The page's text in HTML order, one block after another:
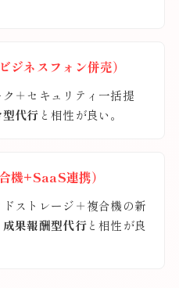
ネスフォン併売）
＋セキュリティ一括提
代行 と相性が良い。
+SaaS連携）
ストレージ＋複合機の新
果報酬型代行と相性が良